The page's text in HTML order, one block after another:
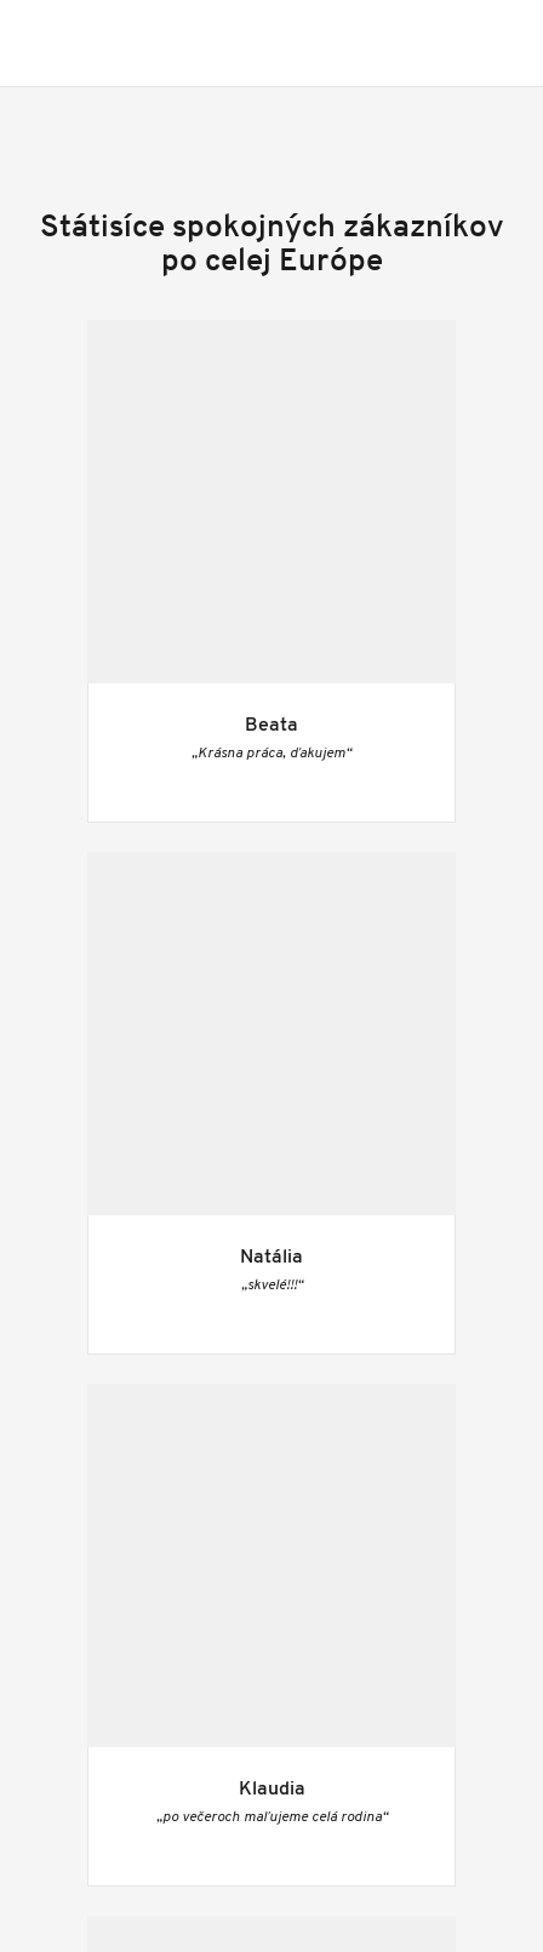
Státisíce spokojných zákazníkov
po celej Európe
Beata
„Krásna práca, ďakujem“
Natália
„skvelé!!!“
Klaudia
„po večeroch maľujeme celá rodina“